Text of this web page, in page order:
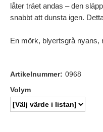
låter träet andas – den
snabbt att dunsta igen.
En mörk, blyertsgrå nyans,
Artikelnummer: 0968
Volym